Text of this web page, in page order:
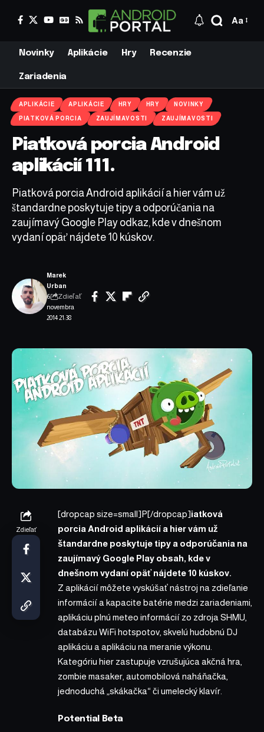
Aa
Novinky Aplikácie Hry Recenzie
Zariadenia
APLIKÁCIE APLIKÁCIE HRY HRY NOVINKY
PIATKOVÁ PORCIA ZAUJÍMAVOSTI ZAUJÍMAVOSTI
Piatková porcia Android
aplikácií 111.
Piatková porcia Android aplikácií a hier vám už
štandardne poskytuje tipy a odporúčania na
zaujímavý Google Play odkaz, kde v dnešnom
vydaní opäť nájdete 10 kúskov.
6.
novembra
2014 21:38
Marek
Urban
Zdieľať
Zdieľať
[dropcap size=small]P[/dropcap]iatková
porcia Android aplikácií a hier vám už
štandardne poskytuje tipy a odporúčania na
zaujímavý Google Play obsah, kde v
dnešnom vydaní opäť nájdete 10 kúskov.
Z aplikácií môžete vyskúšať nástroj na zdieľanie
informácií a kapacite batérie medzi zariadeniami,
aplikáciu plnú meteo informácií zo zdroja SHMU,
databázu WiFi hotspotov, skvelú hudobnú DJ
aplikáciu a aplikáciu na meranie výkonu.
Kategóriu hier zastupuje vzrušujúca akčná hra,
zombie masaker, automobilová naháňačka,
jednoduchá „skákačka“ či umelecký klavír.
Potential Beta